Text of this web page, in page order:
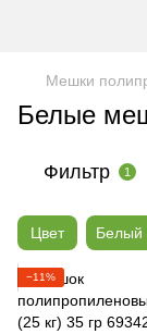
Мешки
Белые
Фильтр 1
Цвет Белый
−11%